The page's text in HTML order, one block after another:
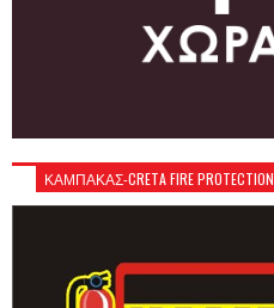
ΚΑΜΠΑΚΑΣ-CRETA FIRE PROTECTION